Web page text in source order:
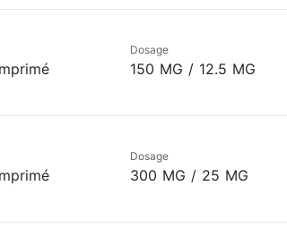
Dosage
150 MG / 12.5 MG
Dosage
300 MG / 25 MG